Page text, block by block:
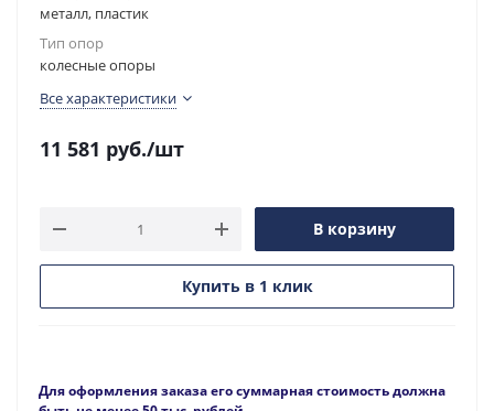
металл, пластик
Тип опор
колесные опоры
Все характеристики
11 581 руб./шт
В корзину
Купить в 1 клик
Для оформления заказа его суммарная стоимость должна